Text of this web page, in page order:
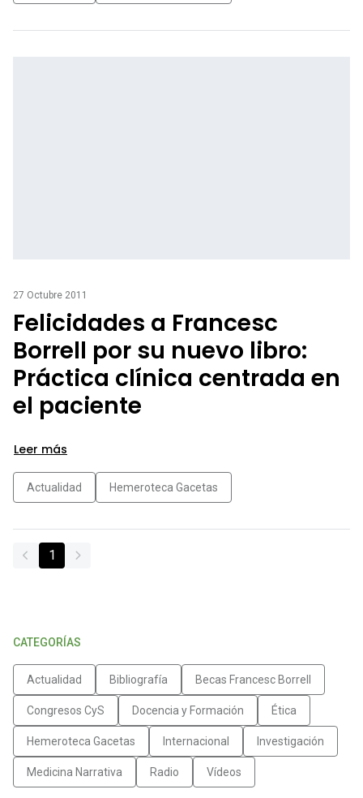
27 Octubre 2011
Felicidades a Francesc
Borrell por su nuevo libro:
Práctica clínica centrada en
el paciente
Leer más
Actualidad Hemeroteca Gacetas
1
CATEGORÍAS
Actualidad Bibliografía Becas Francesc Borrell
Congresos CyS Docencia y Formación Ética
Hemeroteca Gacetas Internacional Investigación
Medicina Narrativa Radio Vídeos